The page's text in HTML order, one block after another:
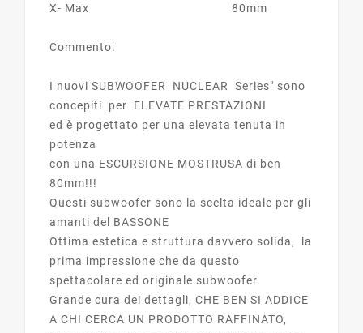
X- Max 80mm
Commento:
I nuovi SUBWOOFER NUCLEAR Series" sono
concepiti per ELEVATE PRESTAZIONI
ed è progettato per una elevata tenuta in
potenza
con una ESCURSIONE MOSTRUSA di ben
80mm!!!
Questi subwoofer sono la scelta ideale per gli
amanti del BASSONE
Ottima estetica e struttura davvero solida, la
prima impressione che da questo
spettacolare ed originale subwoofer.
Grande cura dei dettagli, CHE BEN SI ADDICE
A CHI CERCA UN PRODOTTO RAFFINATO,